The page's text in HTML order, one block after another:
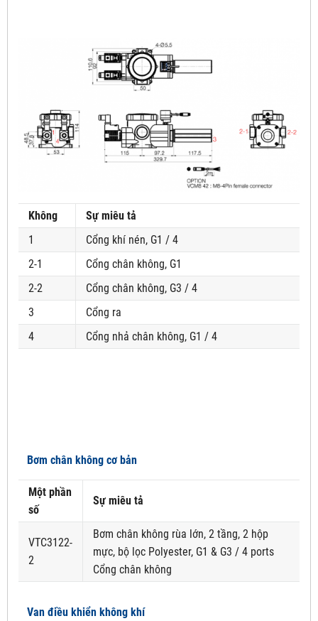
Không
Sự miêu tả
1
Cổng khí nén, G1 / 4
2-1
Cổng chân không, G1
2-2
Cổng chân không, G3 / 4
3
Cổng ra
4
Cổng nhả chân không, G1 / 4
Bơm chân không cơ bản
Một phần
số
Sự miêu tả
VTC3122-
2
Bơm chân không rùa lớn, 2 tầng, 2 hộp
mực, bộ lọc Polyester, G1 & G3 / 4 ports
Cổng chân không
Van điều khiển không khí